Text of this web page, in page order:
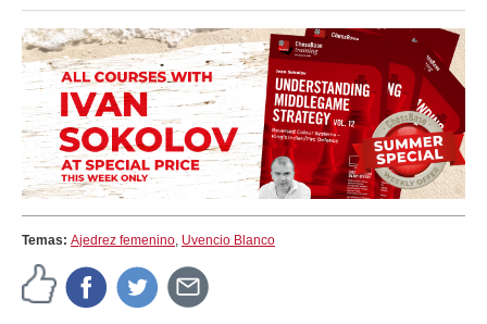
Temas: Ajedrez femenino, Uvencio Blanco